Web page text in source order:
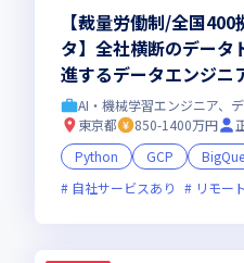
【裁量労働制/全国
タ】全社横断のデータ
進するデータエンジニ
AI・機械学習エンジニア、
東京都
850-1400万円
Python
GCP
自社サービスあり
リモー